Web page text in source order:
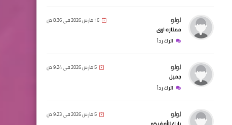
لولو 16 مارس 2026 في 8:36 ص
ممتازه اوى
اترك رداً
لولو 5 مارس 2026 في 9:24 ص
جميل
اترك رداً
لولو 5 مارس 2026 في 9:23 ص